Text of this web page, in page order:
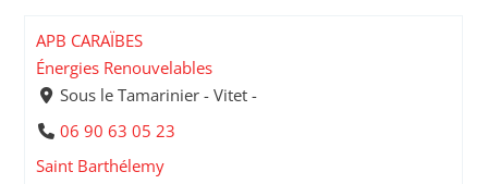
APB CARAÏBES
Énergies Renouvelables
Sous le Tamarinier - Vitet -
06 90 63 05 23
Saint Barthélemy